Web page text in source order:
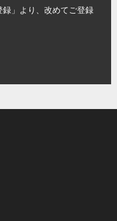
」より、改めてご登録